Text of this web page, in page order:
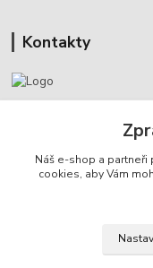
Kontakty
+420
info@multivan-
Náš e-shop a partneři
cookies, aby Vám